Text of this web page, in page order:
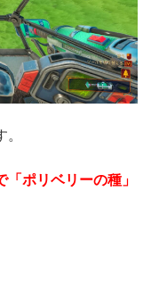
ポリベリーの種」